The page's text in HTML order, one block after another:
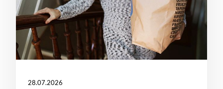
28.07.2026